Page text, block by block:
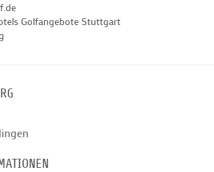
Golfangebote Stuttgart